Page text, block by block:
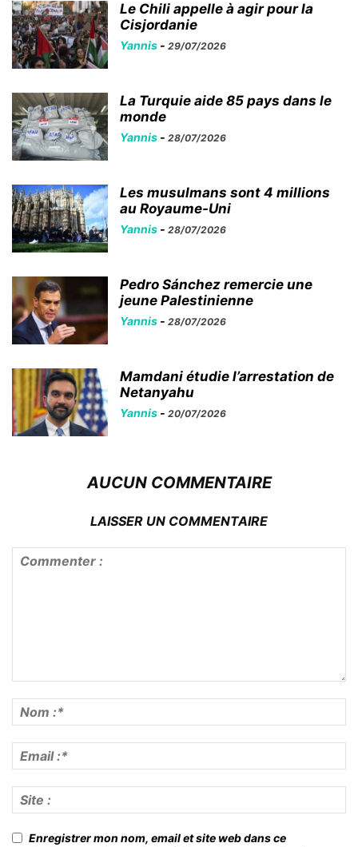
Le Chili appelle à agir pour la
Cisjordanie
Yannis - 29/07/2026
La Turquie aide 85 pays dans le
monde
Yannis - 28/07/2026
Les musulmans sont 4 millions
au Royaume-Uni
Yannis - 28/07/2026
Pedro Sánchez remercie une
jeune Palestinienne
Yannis - 28/07/2026
Mamdani étudie l’arrestation de
Netanyahu
Yannis - 20/07/2026
AUCUN COMMENTAIRE
LAISSER UN COMMENTAIRE
Enregistrer mon nom, email et site web dans ce